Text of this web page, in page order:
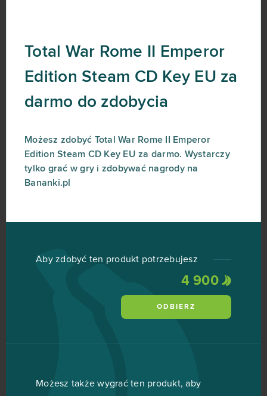
Total War Rome II Emperor
Edition Steam CD Key EU za
darmo do zdobycia
Możesz zdobyć Total War Rome II Emperor
Edition Steam CD Key EU za darmo. Wystarczy
tylko grać w gry i zdobywać nagrody na
Bananki.pl
Aby zdobyć ten produkt potrzebujesz
4 900
ODBIERZ
Możesz także wygrać ten produkt, aby